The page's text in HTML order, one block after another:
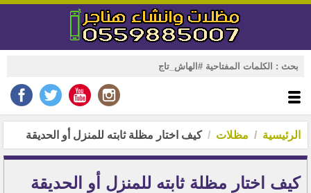
الرئيسية مظلات كيف اختار مظلة ثابته للمنزل أو الحديقة
كيف اختار مظلة ثابته للمنزل أو الحديقة